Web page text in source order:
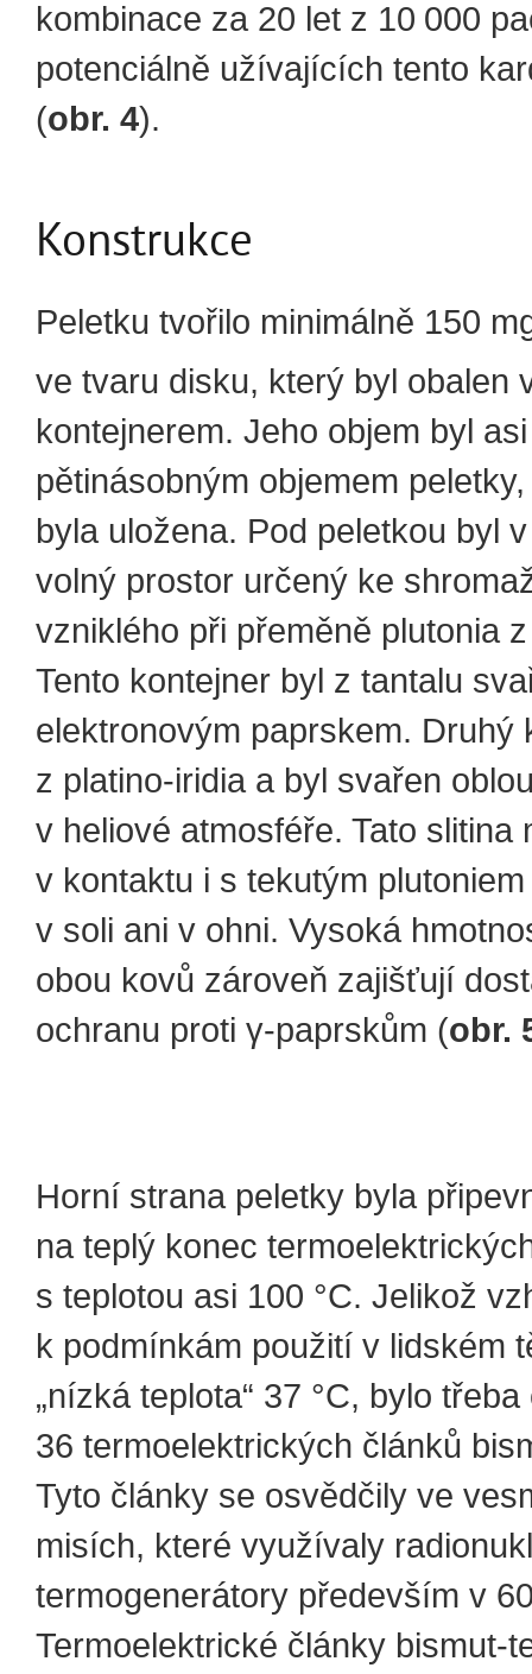
kombinace za 20 let z 10 000
potenciálně užívajících tento
(obr. 4).
Konstrukce
Peletku tvořilo minimálně 150
ve tvaru disku, který byl obalen
kontejnerem. Jeho objem byl asi
pětinásobným objemem
byla uložena. Pod peletkou byl
volný prostor určený ke
vzniklého při přeměně plutonia
Tento kontejner byl z tantalu
elektronovým paprskem. Druhý
z platino-iridia a byl svařen
v heliové atmosféře. Tato slitina
v kontaktu i s tekutým
v soli ani v ohni. Vysoká
obou kovů zároveň zajišťují
ochranu proti γ-paprskům (obr.
Horní strana peletky byla
na teplý konec
s teplotou asi 100 °C. Jelikož
k podmínkám použití v lidském
„nízká teplota“ 37 °C, bylo
36 termoelektrických článků
Tyto články se osvědčily ve
misích, které využívaly
termogenerátory především v
Termoelektrické články bismut-